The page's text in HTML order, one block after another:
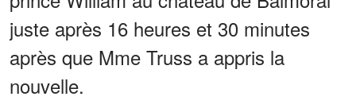
juste après 16 heures et 30 minutes
après que Mme Truss a appris la
nouvelle.